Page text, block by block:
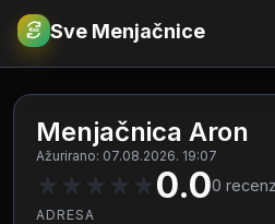
€RSD Sve Menjačnice
Menjačnica Aron
Ažurirano: 07.08.2026. 19:07
★ ★ ★ ★ ★0.00
ADRESA